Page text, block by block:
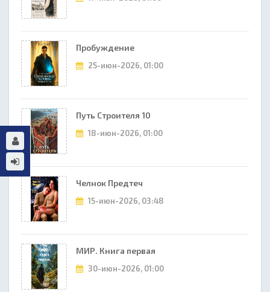
Пробуждение
25-июн-2026, 01:00
Путь Строителя 10
18-июн-2026, 01:00
Челнок Предтеч
15-июн-2026, 03:48
МИР. Книга первая
30-июн-2026, 01:00